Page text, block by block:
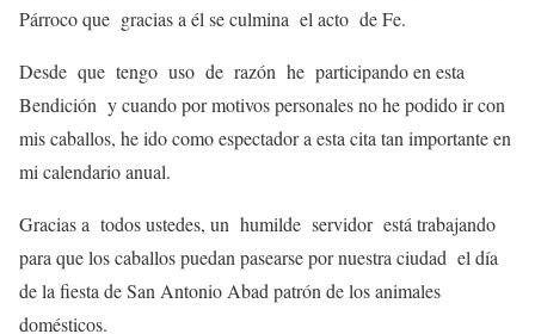
Párroco que gracias a él se culmina el acto de Fe.
Desde que tengo uso de razón he participando en esta
Bendición y cuando por motivos personales no he podido ir con
mis caballos, he ido como espectador a esta cita tan importante en
mi calendario anual.
Gracias a todos ustedes, un humilde servidor está trabajando
para que los caballos puedan pasearse por nuestra ciudad el día
de la fiesta de San Antonio Abad patrón de los animales
domésticos.